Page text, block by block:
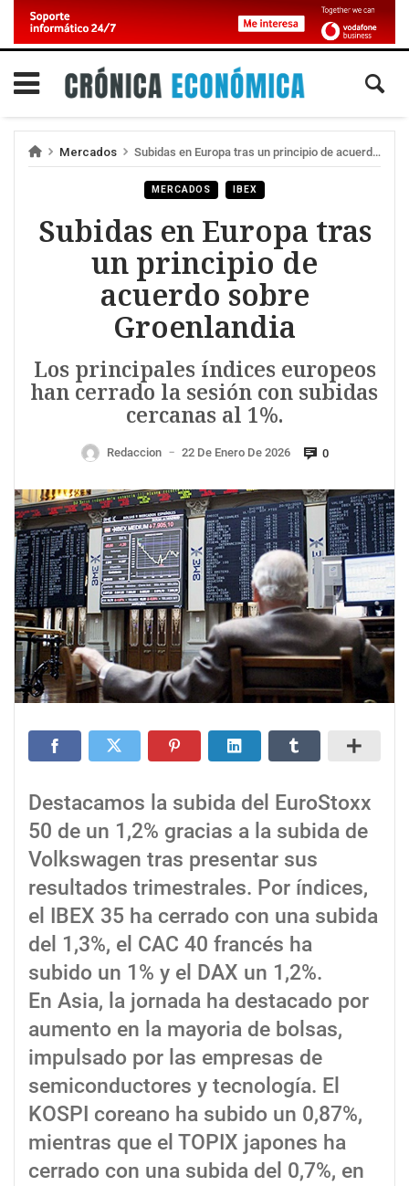
Mercados Subidas en Europa tras un principio de acuerdo sobre Groenlandia
MERCADOS IBEX
Subidas en Europa tras
un principio de
acuerdo sobre
Groenlandia
Los principales índices europeos
han cerrado la sesión con subidas
cercanas al 1%.
Redaccion — 22 De Enero De 2026 0
Destacamos la subida del EuroStoxx
50 de un 1,2% gracias a la subida de
Volkswagen tras presentar sus
resultados trimestrales. Por índices,
el IBEX 35 ha cerrado con una subida
del 1,3%, el CAC 40 francés ha
subido un 1% y el DAX un 1,2%.
En Asia, la jornada ha destacado por
aumento en la mayoria de bolsas,
impulsado por las empresas de
semiconductores y tecnología. El
KOSPI coreano ha subido un 0,87%,
mientras que el TOPIX japones ha
cerrado con una subida del 0,7%, en